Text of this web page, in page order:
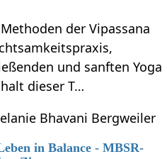
der Vipassana
und sanften Yoga
dieser T…
Bhavani Bergweiler
in Balance - MBSR-